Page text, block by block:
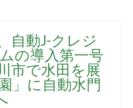
自動J-クレジ
の導入第一号
市で水田を展
」に自動水門